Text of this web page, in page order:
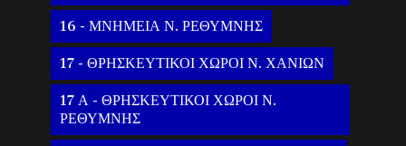
16 - ΜΝΗΜΕΙΑ Ν. ΡΕΘΥΜΝΗΣ
17 - ΘΡΗΣΚΕΥΤΙΚΟΙ ΧΩΡΟΙ Ν. ΧΑΝΙΩΝ
17 Α - ΘΡΗΣΚΕΥΤΙΚΟΙ ΧΩΡΟΙ Ν.
ΡΕΘΥΜΝΗΣ